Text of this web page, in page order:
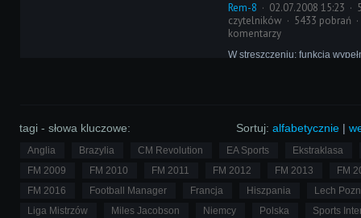
Rem-8 02.07.2008 15:23
czytelników
5433 pobrań
komentarzy
W streszczeniu: funkcja
możliwe!
Sortuj: alfabetycznie |
tagi - słowa kluczowe:
Anglia Brazylia CM Revolution EA Sports
Ekstraklasa
FM 2009
FM 2010 FM 2011 FM 2012 FM 2013
FM
FM 2016
Football Manager Francja Hiszpania
Lech
Liga Mistrzów
Miles Jacobson Niemcy Polska
Sports